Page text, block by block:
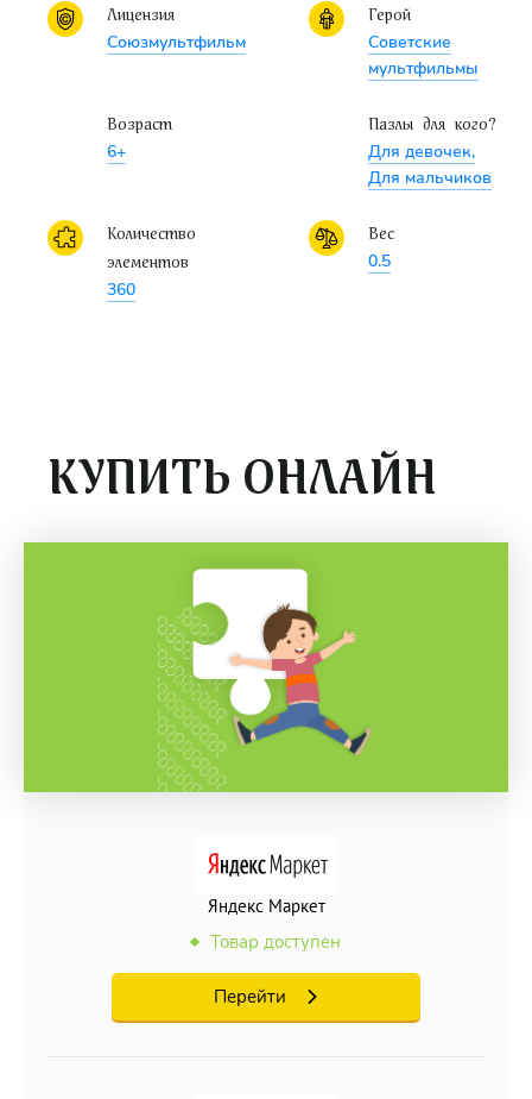
С этим пазлом покупают
специальный коврикдля
комфортной сборки пазла.
Лицензия
Союзмультфильм
Герой
Советские
мультфильмы
Возраст
6+
Пазлы для кого?
Для девочек,
Для мальчиков
Количество
элементов
360
Вес
0.5
КУПИТЬ ОНЛАЙН
Яндекс Маркет
Товар доступен
Перейти